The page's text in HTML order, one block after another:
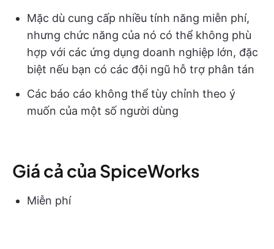
Mặc dù cung cấp nhiều tính năng miễn phí,
nhưng chức năng của nó có thể không phù
hợp với các ứng dụng doanh nghiệp lớn, đặc
biệt nếu bạn có các đội ngũ hỗ trợ phân tán
Các báo cáo không thể tùy chỉnh theo ý
muốn của một số người dùng
Giá cả của SpiceWorks
Miễn phí